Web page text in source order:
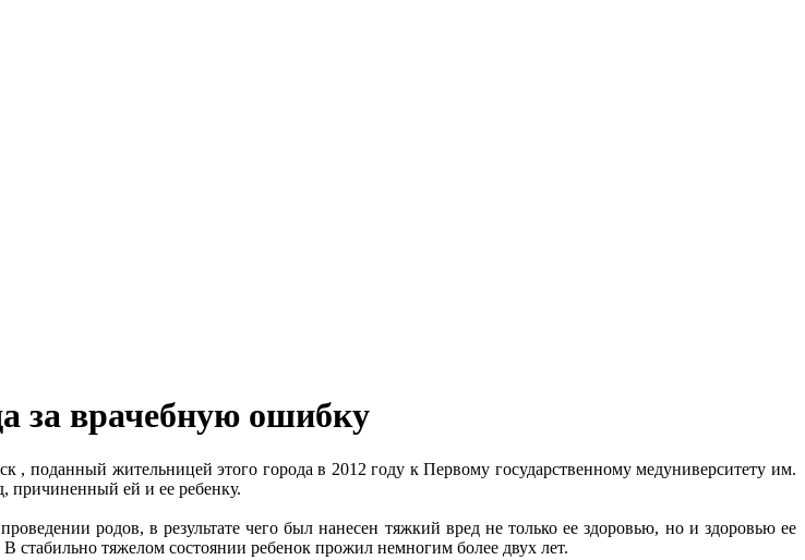
за врачебную ошибку
поданный жительницей этого города в 2012 году к Первому государственному медуниверситету им.
причиненный ей и ее ребенку.
родов, в результате чего был нанесен тяжкий вред не только ее здоровью, но и здоровью ее
стабильно тяжелом состоянии ребенок прожил немногим более двух лет.